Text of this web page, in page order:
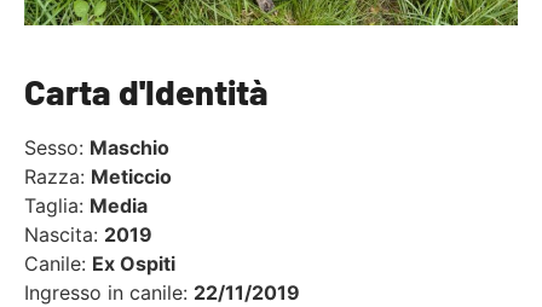
Carta d'Identità
Sesso: Maschio
Razza: Meticcio
Taglia: Media
Nascita: 2019
Canile: Ex Ospiti
Ingresso in canile: 22/11/2019